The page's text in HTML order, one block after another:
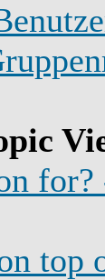
top